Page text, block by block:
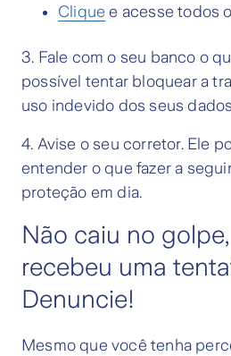
Clique e acesse todos
3. Fale com o seu banco o
possível tentar bloquear a
uso indevido dos seus
4. Avise o seu corretor. Ele
entender o que fazer a
proteção em dia.
Não caiu no
recebeu uma
Denuncie!
Mesmo que você tenha